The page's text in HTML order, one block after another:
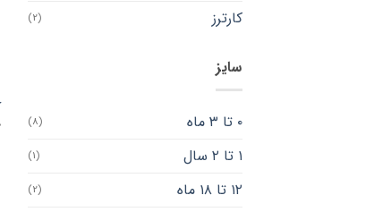
کارترز (2)
سایز
۰ تا ۳ ماه (8)
۱ تا ۲ سال (1)
۱۲ تا ۱۸ ماه (2)